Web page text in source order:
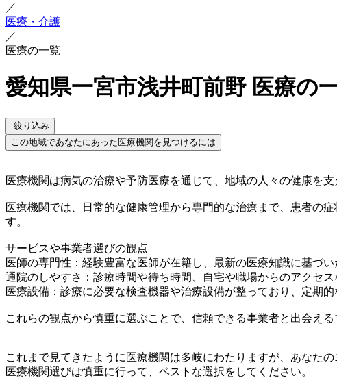
／
医療・介護
／
医療の一覧
愛知県一宮市浅井町前野 医療の
絞り込み
この地域であなたにあった医療機関を見つけるには
医療機関は病気の治療や予防医療を通じて、地域の人々の健康を
医療機関では、日常的な健康管理から専門的な治療まで、患者の
す。
サービスや事業者選びの観点
医師の専門性：経験豊富な医師が在籍し、最新の医療知識に基づ
通院のしやすさ：診療時間や待ち時間、自宅や職場からのアクセ
医療設備：診療に必要な検査機器や治療設備が整っており、定期
これらの観点から慎重に選ぶことで、信頼できる事業者と出会える
これまで見てきたように医療機関は多岐にわたりますが、あなたの
医療機関選びは慎重に行って、ベストな選択をしてください。